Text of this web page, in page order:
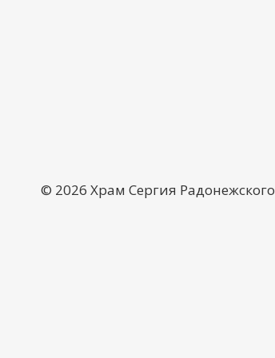
© 2026 Храм Сергия Радонежского